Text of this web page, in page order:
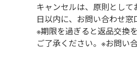
キャンセルは、原則とし
⽇以内に、お問い合わせ
※期限を過ぎると返品交換
ご了承ください。※お問い